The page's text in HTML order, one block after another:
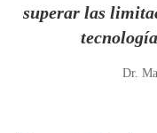
superar las
Dr.